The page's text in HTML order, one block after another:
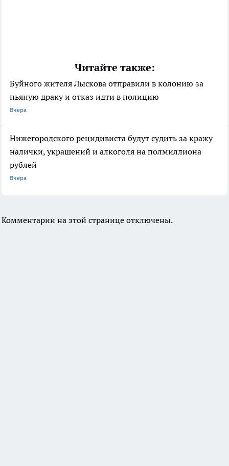
Читайте также:
Буйного жителя Лыскова отправили в колонию за
пьяную драку и отказ идти в полицию
Вчера
Нижегородского рецидивиста будут судить за кражу
налички, украшений и алкоголя на полмиллиона
рублей
Вчера
Комментарии на этой странице отключены.